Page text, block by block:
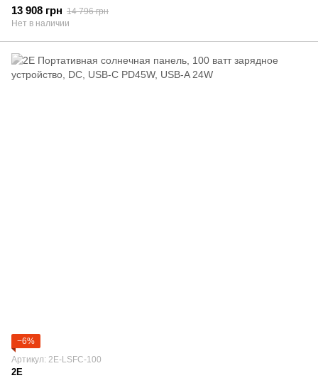
13 908 грн 14 796 грн
Нет в наличии
−6%
Артикул: 2E-LSFC-100
2E